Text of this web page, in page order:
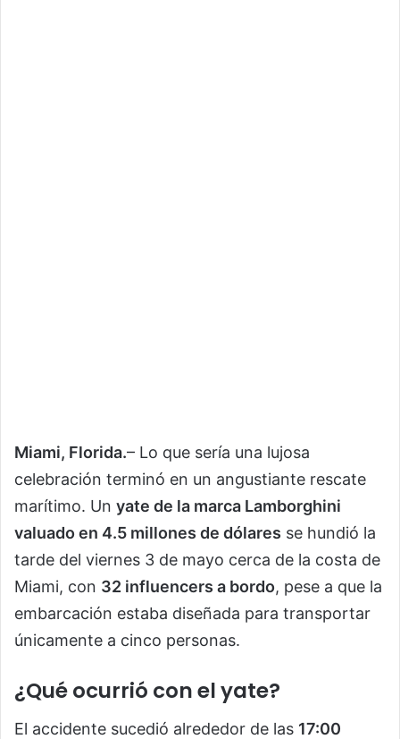
Miami, Florida.– Lo que sería una lujosa
celebración terminó en un angustiante rescate
marítimo. Un yate de la marca Lamborghini
valuado en 4.5 millones de dólares se hundió la
tarde del viernes 3 de mayo cerca de la costa de
Miami, con 32 influencers a bordo, pese a que la
embarcación estaba diseñada para transportar
únicamente a cinco personas.
¿Qué ocurrió con el yate?
El accidente sucedió alrededor de las 17:00